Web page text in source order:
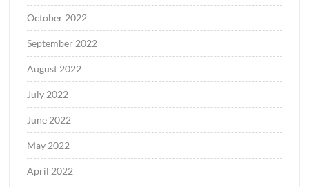
October 2022
September 2022
August 2022
July 2022
June 2022
May 2022
April 2022